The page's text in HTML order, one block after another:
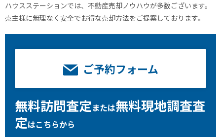
ハウスステーションでは、不動産売却ノウハウが多数ございます。
売主様に無理なく安全でお得な売却方法をご提案しております。
ご予約フォーム
無料訪問査定または無料現地調査査
定はこちらから